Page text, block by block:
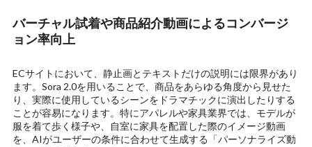
バーチャル試着や商品紹介動画によるコンバージ
ョン率向上
ECサイトにおいて、静止画とテキストだけの説明には限界があり
ます。Sora 2.0を用いることで、商品をあらゆる角度から見せた
り、実際に使用しているシーンをドラマチックに演出したりする
ことが容易になります。特にアパレルや家具業界では、モデルが
服を着て歩く様子や、自室に家具を配置した際のイメージ動画
を、AIがユーザーの条件に合わせて生成する「パーソナライズ動